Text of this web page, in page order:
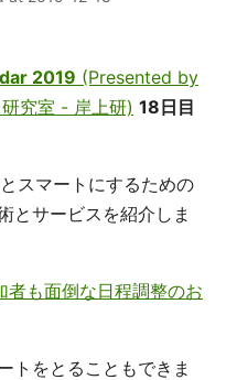
2019 (Presented by
究室 - 岸上研) 18日目
スマートにするための
とサービスを紹介しま
も面倒な日程調整のお
トをとることもできま